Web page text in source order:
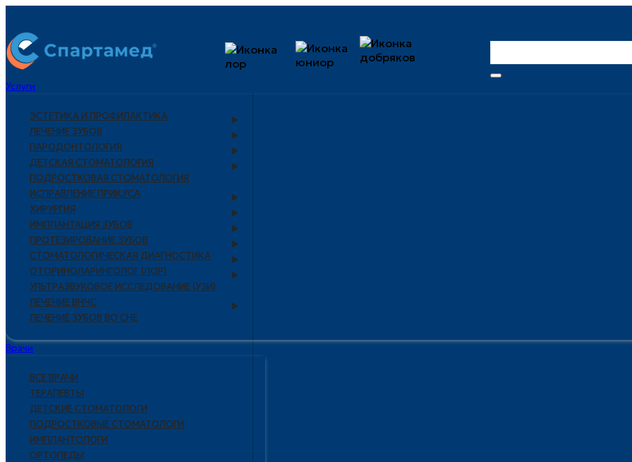
Услуги
ЭСТЕТИКА И ПРОФИЛАКТИКА
ЛЕЧЕНИЕ ЗУБОВ
ПАРОДОНТОЛОГИЯ
ДЕТСКАЯ СТОМАТОЛОГИЯ
ПОДРОСТКОВАЯ СТОМАТОЛОГИЯ
ИСПРАВЛЕНИЕ ПРИКУСА
ХИРУРГИЯ
ИМПЛАНТАЦИЯ ЗУБОВ
ПРОТЕЗИРОВАНИЕ ЗУБОВ
СТОМАТОЛОГИЧЕСКАЯ ДИАГНОСТИКА
ОТОРИНОЛАРИНГОЛОГ (ЛОР)
УЛЬТРАЗВУКОВОЕ ИССЛЕДОВАНИЕ (УЗИ)
ЛЕЧЕНИЕ ВНЧС
ЛЕЧЕНИЕ ЗУБОВ ВО СНЕ
Врачи
ВСЕ ВРАЧИ
ТЕРАПЕВТЫ
ДЕТСКИЕ СТОМАТОЛОГИ
ПОДРОСТКОВЫЕ СТОМАТОЛОГИ
ИМПЛАНТОЛОГИ
ОРТОПЕДЫ